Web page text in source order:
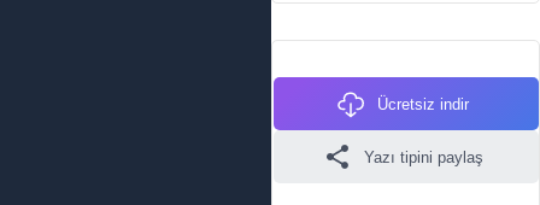
Ücretsiz indir
Yazı tipini paylaş